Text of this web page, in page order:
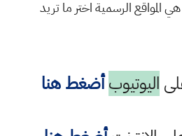
المواقع الرسمية اختر ما تريد
اليوتيوب أضغط هنا